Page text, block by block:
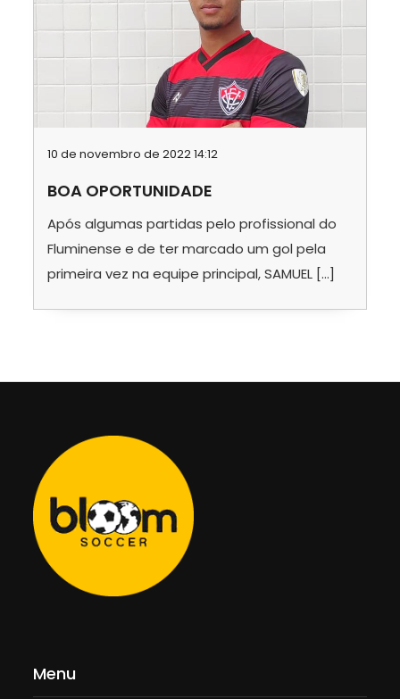
10 de novembro de 2022 14:12
BOA OPORTUNIDADE
Após algumas partidas pelo profissional do
Fluminense e de ter marcado um gol pela
primeira vez na equipe principal, SAMUEL […]
Menu